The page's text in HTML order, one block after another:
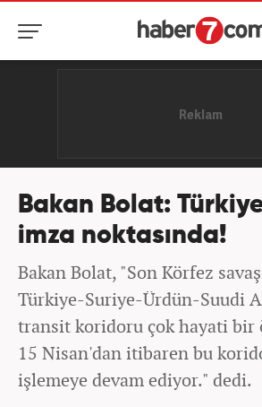
Bakan Bolat:
imza noktasında!
Bakan Bolat, "Son Körfez
Türkiye-Suriye-Ürdün-Suudi
transit koridoru çok hayati bir
15 Nisan'dan itibaren bu
işlemeye devam ediyor." dedi.